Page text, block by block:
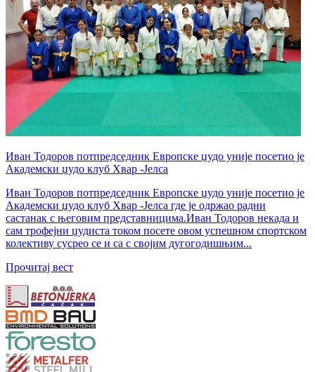
Иван Тодоров потпредседник Европске џудо уније посетио је
Академски џудо клуб Хвар -Јелса
Иван Тодоров потпредседник Европске џудо уније посетио је
Академски џудо клуб Хвар -Јелса где је одржао радни
састанак с његовим представницима.Иван Тодоров некада и
сам трофејни џудиста током посете овом успешном спортском
колективу сусрео се и са с својим дугогодишњим...
Прочитај вест